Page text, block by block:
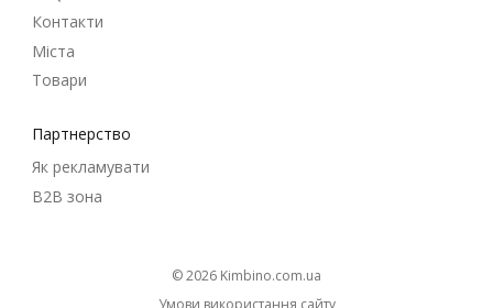
Контакти
Міста
Товари
Партнерство
Як рекламувати
B2B зона
© 2026
kimbino.com.ua